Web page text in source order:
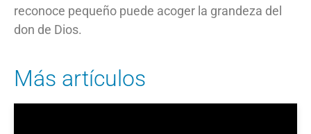
reconoce pequeño puede acoger la grandeza del
don de Dios.
Más artículos